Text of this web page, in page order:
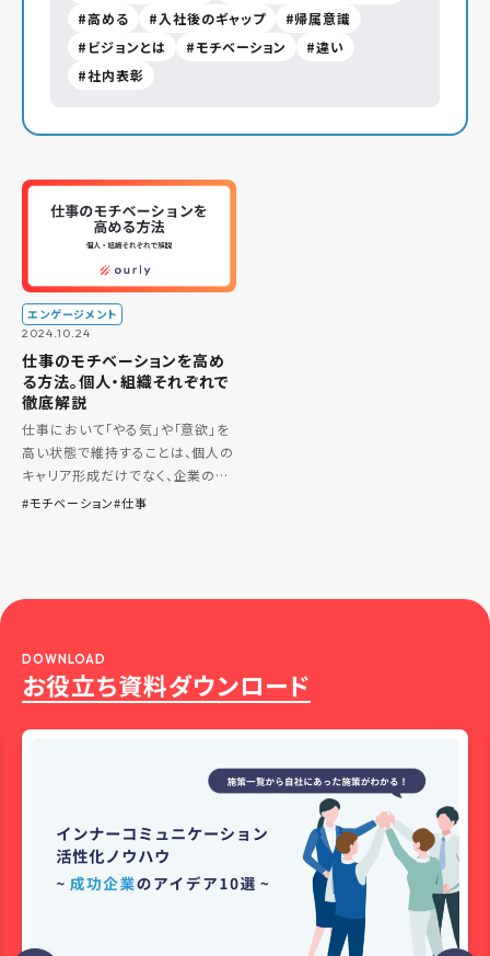
高める
入社後のギャップ
帰属意識
ビジョンとは
モチベーション
違い
社内表彰
エンゲージメント
2024.10.24
仕事のモチベーションを高め
る方法。個人・組織それぞれで
徹底解説
仕事において「やる気」や「意欲」を
高い状態で維持することは、個人の
キャリア形成だけでなく、企業の生
産性向上や離職率の低減にもつな
モチベーション 仕事
お役立ち資料ダウンロード
DOWNLOAD